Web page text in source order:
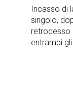
Incasso di
singolo,
retrocesso
entrambi